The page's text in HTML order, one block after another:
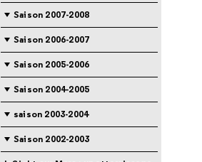
Saison 2007-2008
Saison 2006-2007
Saison 2005-2006
Saison 2004-2005
saison 2003-2004
Saison 2002-2003